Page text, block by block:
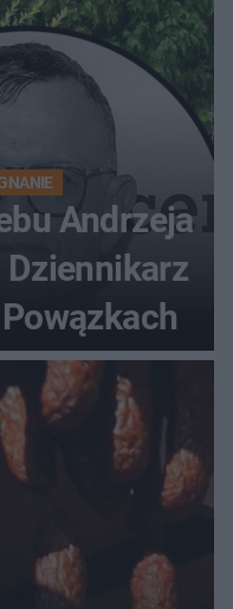
Andrzeja